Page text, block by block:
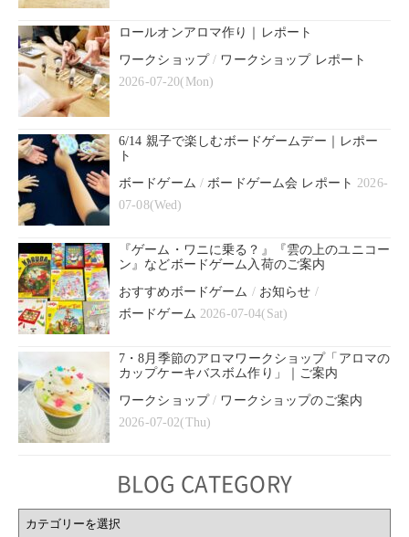
ロールオンアロマ作り｜レポート
ワークショップ/ ワークショップ レポート
2026-07-20(Mon)
6/14 親子で楽しむボードゲームデー｜レポー
ト
ボードゲーム /ボードゲーム会 レポート 2026-
07-08(Wed)
『ゲーム・ワニに乗る？』『雲の上のユニコー
ン』などボードゲーム入荷のご案内
おすすめボードゲーム / お知らせ /
ボードゲーム 2026-07-04(Sat)
7・8月季節のアロマワークショップ「アロマの
カップケーキバスボム作り」｜ご案内
ワークショップ/ ワークショップのご案内
2026-07-02(Thu)
BLOG CATEGORY
BLOG